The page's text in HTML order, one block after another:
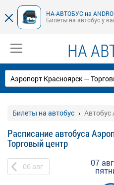
НА-АВТОБУС на
Билеты на автобус у
НА
Билеты на автобус Автобус
Расписание автобуса
Торговый центр
06 авг 07